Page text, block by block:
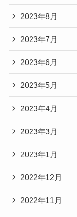
2023年8月
2023年7月
2023年6月
2023年5月
2023年4月
2023年3月
2023年1月
2022年12月
2022年11月